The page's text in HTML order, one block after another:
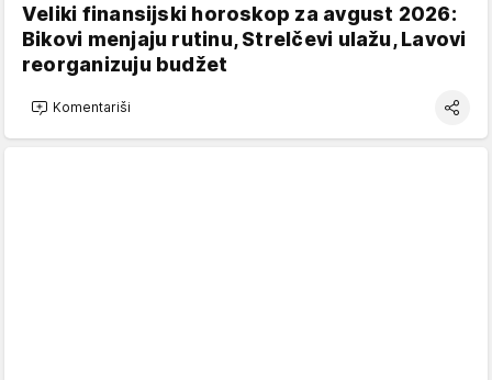
Veliki finansijski horoskop za avgust 2026:
Bikovi menjaju rutinu, Strelčevi ulažu, Lavovi
reorganizuju budžet
Komentariši